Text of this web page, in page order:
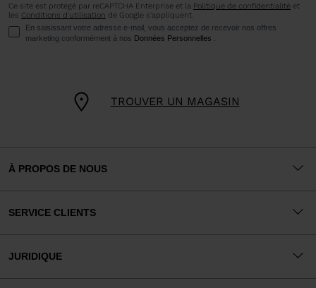
TROUVER UN MAGASIN
Ce site est protégé par reCAPTCHA Enterprise et la Politique de confidentialité et
les Conditions d'utilisation de Google s'appliquent.
En saisissant votre adresse e-mail, vous acceptez de recevoir nos offres
marketing conformément à nos Données Personnelles
À PROPOS DE NOUS
SERVICE CLIENTS
JURIDIQUE